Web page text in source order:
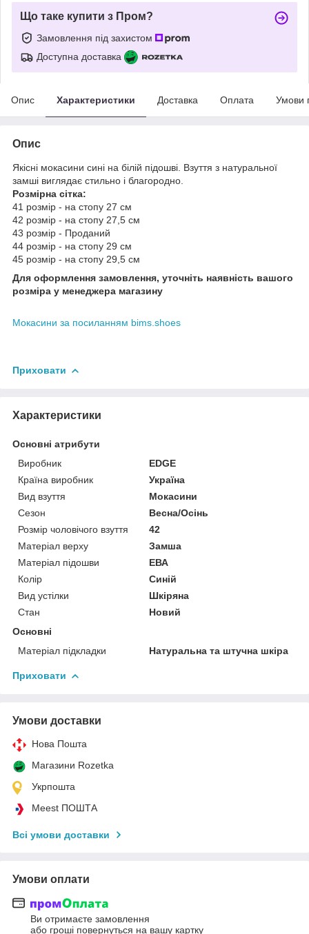
Що таке купити з Пром?
Замовлення під захистом
Доступна доставка
Опис Характеристики Доставка Оплата Умови
Опис
Якісні мокасини сині на білій підошві. Взуття з натуральної
замші виглядає стильно і благородно.
Розмірна сітка:
41 розмір - на стопу 27 см
42 розмір - на стопу 27,5 см
43 розмір - Проданий
44 розмір - на стопу 29 см
45 розмір - на стопу 29,5 см
Для оформлення замовлення, уточніть наявність вашого
розміра у менеджера магазину
Мокасини за посиланням bims.shoes
Приховати
Характеристики
Основні атрибути
Виробник
EDGE
Країна виробник
Україна
Вид взуття
Мокасини
Сезон
Весна/Осінь
Розмір чоловічого взуття
42
Матеріал верху
Замша
Матеріал підошви
ЕВА
Колір
Синій
Вид устілки
Шкіряна
Стан
Новий
Основні
Матеріал підкладки
Натуральна та штучна шкіра
Приховати
Умови доставки
Нова Пошта
Магазини Rozetka
Укрпошта
Meest ПОШТА
Всі умови доставки
Умови оплати
Ви отримаєте замовлення
або гроші повернуться на вашу картку